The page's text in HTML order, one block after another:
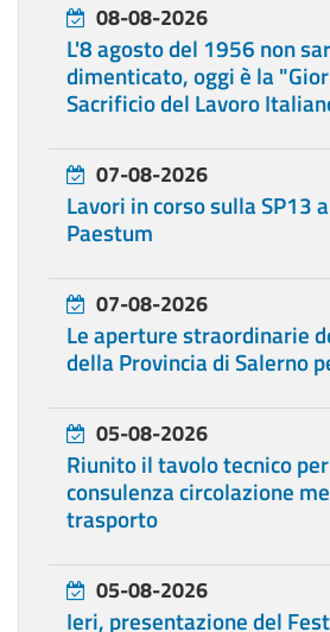
08-08-2026
L'8 agosto del 1956 non
dimenticato, oggi è la
Sacrificio del Lavoro
07-08-2026
Lavori in corso sulla SP13
Paestum
07-08-2026
Le aperture straordinarie
della Provincia di Salerno
05-08-2026
Riunito il tavolo tecnico
consulenza circolazione
trasporto
05-08-2026
Ieri, presentazione del